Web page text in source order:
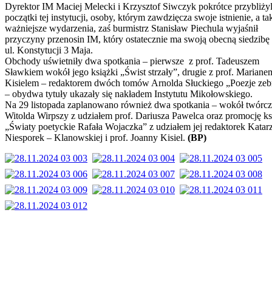
Dyrektor IM Maciej Melecki i Krzysztof Siwczyk pokrótce
początki tej instytucji, osoby, którym zawdzięcza swoje istnienie, a
ważniejsze wydarzenia, zaś burmistrz Stanisław Piechula wyjaśnił
przyczyny przenosin IM, który ostatecznie ma swoją obecną
ul. Konstytucji 3 Maja.
Obchody uświetniły dwa spotkania – pierwsze z prof. Tadeuszem
Sławkiem wokół jego książki „Świst strzały”, drugie z prof.
Kisielem – redaktorem dwóch tomów Arnolda Słuckiego „Poezje
– obydwa tytuły ukazały się nakładem Instytutu Mikołowskiego.
Na 29 listopada zaplanowano również dwa spotkania – wokół
Witolda Wirpszy z udziałem prof. Dariusza Pawelca oraz promocję
„Światy poetyckie Rafała Wojaczka” z udziałem jej redaktorek
Niesporek – Klanowskiej i prof. Joanny Kisiel. (BP)